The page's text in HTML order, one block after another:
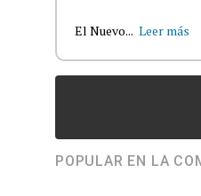
El Nuevo... Leer más
POPULAR EN LA